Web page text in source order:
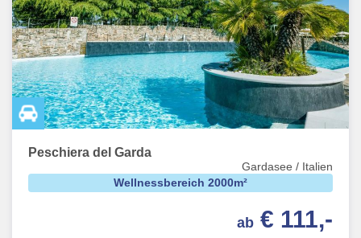
Peschiera del Garda
Gardasee / Italien
Wellnessbereich 2000m²
ab € 111,-